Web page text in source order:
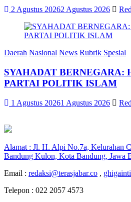
2 Agustus 20262 Agustus 2026
Daerah Nasional News Rubrik Spesial
SYAHADAT BERNEGARA:
PARTAI POLITIK ISLAM
1 Agustus 20261 Agustus 2026
Alamat : Jl. H. Alpi No.7a, Kelurahan
Bandung Kulon, Kota Bandung, Jawa
Email : redaksi@terasjabar.co ,
Telepon : 022 2057 4573